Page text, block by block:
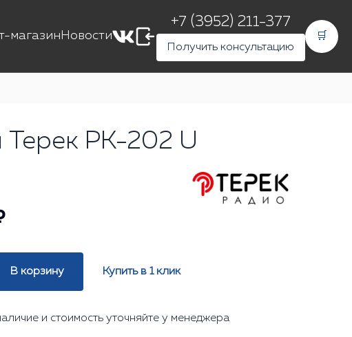
магазин Новости
+7 (3952) 211-377
Получить консультацию
🛒
Терек РК-202 U
В корзину Купить в 1 клик
и стоимость уточняйте у менеджера